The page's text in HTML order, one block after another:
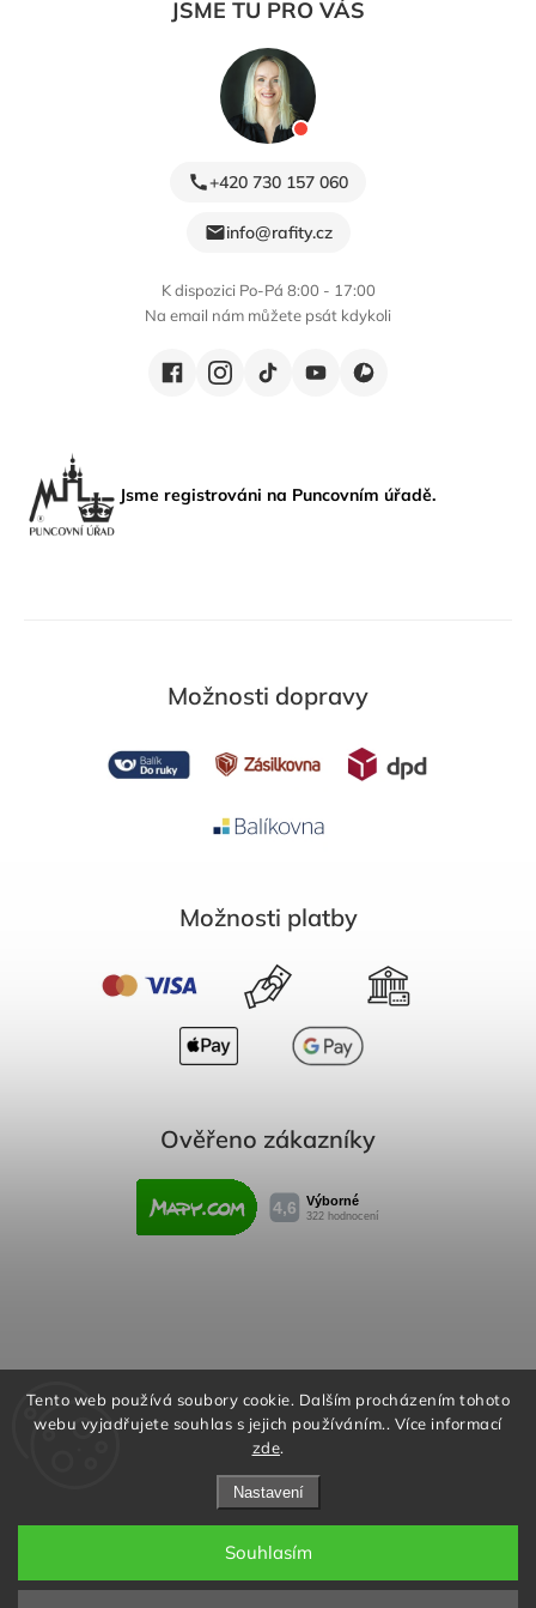
Tento web používá soubory cookie. Dalším procházením tohoto
webu vyjadřujete souhlas s jejich používáním.. Více informací
zde.
Nastavení
Souhlasím
JSME TU PRO VÁS
+420 730 157 060
info@rafity.cz
K dispozici Po-Pá 8:00 - 17:00
Na email nám můžete psát kdykoli
Jsme registrováni na Puncovním úřadě.
Možnosti dopravy
Možnosti platby
Ověřeno zákazníky
Obchodní podmínky
Reklamační řád
Podmínky ochrany osobních údajů
Copyright 2026Rafity.cz. Všechna práva vyhrazena.
Upravit nastavení cookies
Aktivujte kód "RAFITY15" na